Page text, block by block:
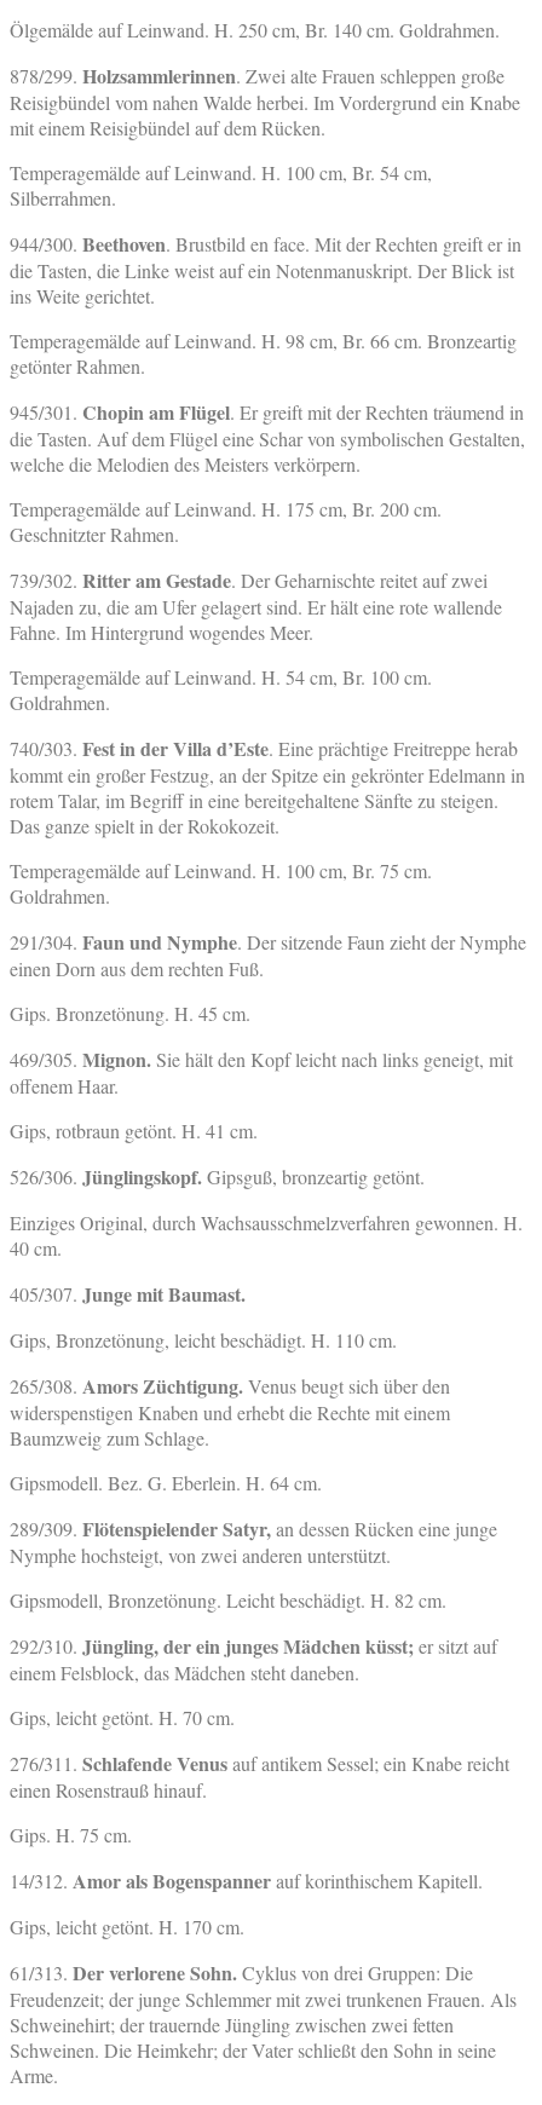
Ölgemälde auf Leinwand. H. 250 cm, Br. 140 cm. Goldrahmen.
878/299. Holzsammlerinnen. Zwei alte Frauen schleppen große
Reisigbündel vom nahen Walde herbei. Im Vordergrund ein Knabe
mit einem Reisigbündel auf dem Rücken.
Temperagemälde auf Leinwand. H. 100 cm, Br. 54 cm,
Silberrahmen.
944/300. Beethoven. Brustbild en face. Mit der Rechten greift er in
die Tasten, die Linke weist auf ein Notenmanuskript. Der Blick ist
ins Weite gerichtet.
Temperagemälde auf Leinwand. H. 98 cm, Br. 66 cm. Bronzeartig
getönter Rahmen.
945/301. Chopin am Flügel. Er greift mit der Rechten träumend in
die Tasten. Auf dem Flügel eine Schar von symbolischen Gestalten,
welche die Melodien des Meisters verkörpern.
Temperagemälde auf Leinwand. H. 175 cm, Br. 200 cm.
Geschnitzter Rahmen.
739/302. Ritter am Gestade. Der Geharnischte reitet auf zwei
Najaden zu, die am Ufer gelagert sind. Er hält eine rote wallende
Fahne. Im Hintergrund wogendes Meer.
Temperagemälde auf Leinwand. H. 54 cm, Br. 100 cm.
Goldrahmen.
740/303. Fest in der Villa d’Este. Eine prächtige Freitreppe herab
kommt ein großer Festzug, an der Spitze ein gekrönter Edelmann in
rotem Talar, im Begriff in eine bereitgehaltene Sänfte zu steigen.
Das ganze spielt in der Rokokozeit.
Temperagemälde auf Leinwand. H. 100 cm, Br. 75 cm.
Goldrahmen.
291/304. Faun und Nymphe. Der sitzende Faun zieht der Nymphe
einen Dorn aus dem rechten Fuß.
Gips. Bronzetönung. H. 45 cm.
469/305. Mignon.Sie hält den Kopf leicht nach links geneigt, mit
offenem Haar.
Gips, rotbraun getönt. H. 41 cm.
526/306. Jünglingskopf.Gipsguß, bronzeartig getönt.
Einziges Original, durch Wachsausschmelzverfahren gewonnen. H.
40 cm.
405/307. Junge mit Baumast.
Gips, Bronzetönung, leicht beschädigt. H. 110 cm.
265/308. Amors Züchtigung.Venus beugt sich über den
widerspenstigen Knaben und erhebt die Rechte mit einem
Baumzweig zum Schlage.
Gipsmodell. Bez. G. Eberlein. H. 64 cm.
289/309. Flötenspielender Satyr,an dessen Rücken eine junge
Nymphe hochsteigt, von zwei anderen unterstützt.
Gipsmodell, Bronzetönung. Leicht beschädigt. H. 82 cm.
292/310. Jüngling, der ein junges Mädchen küsst;er sitzt auf
einem Felsblock, das Mädchen steht daneben.
Gips, leicht getönt. H. 70 cm.
276/311. Schlafende Venusauf antikem Sessel; ein Knabe reicht
einen Rosenstrauß hinauf.
Gips. H. 75 cm.
14/312. Amor als Bogenspannerauf korinthischem Kapitell.
Gips, leicht getönt. H. 170 cm.
61/313. Der verlorene Sohn.Cyklus von drei Gruppen: Die
Freudenzeit; der junge Schlemmer mit zwei trunkenen Frauen. Als
Schweinehirt; der trauernde Jüngling zwischen zwei fetten
Schweinen. Die Heimkehr; der Vater schließt den Sohn in seine
Arme.